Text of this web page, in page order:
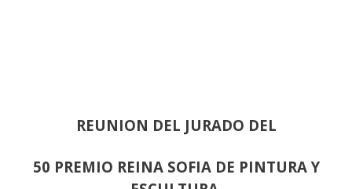
REUNION DEL JURADO DEL
50 PREMIO REINA SOFIA DE PINTURA Y